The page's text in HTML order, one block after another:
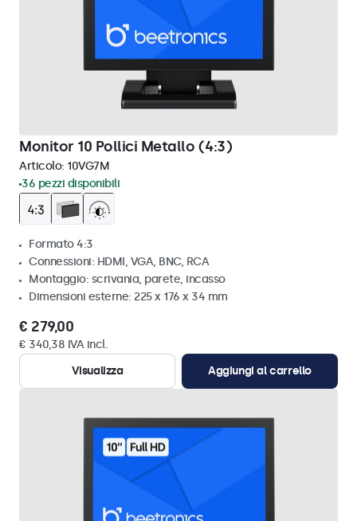
Monitor 10 Pollici Metallo (4:3)
Articolo: 10VG7M
36 pezzi disponibili
Formato 4:3
Connessioni: HDMI, VGA, BNC, RCA
Montaggio: scrivania, parete, incasso
Dimensioni esterne: 225 x 176 x 34 mm
€ 279,00
€ 340,38 IVA incl.
Visualizza
Aggiungi al carrello